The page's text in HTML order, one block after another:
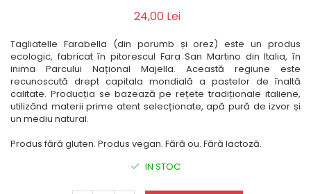
24,00 Lei
Tagliatelle Farabella (din porumb și orez) este un produs
ecologic, fabricat în pitorescul Fara San Martino din Italia, în
inima Parcului Național Majella. Această regiune este
recunoscută drept capitala mondială a pastelor de înaltă
calitate. Producția se bazează pe rețete tradiționale italiene,
utilizând materii prime atent selecționate, apă pură de izvor și
un mediu natural.
Produs fără gluten. Produs vegan. Fără ou. Fără lactoză.
IN STOC